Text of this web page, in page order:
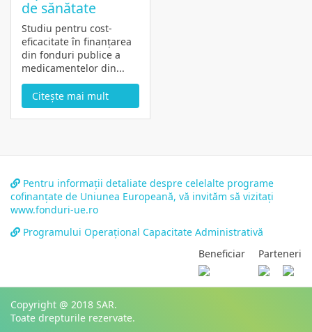
de sănătate
Studiu pentru cost-
eficacitate în finanțarea
din fonduri publice a
medicamentelor din...
Citește mai mult
Pentru informații detaliate despre celelalte programe
cofinanțate de Uniunea Europeană, vă invităm să vizitați
www.fonduri-ue.ro
Programului Operațional Capacitate Administrativă
Beneficiar
Parteneri
Copyright @ 2018 SAR.
Toate drepturile rezervate.